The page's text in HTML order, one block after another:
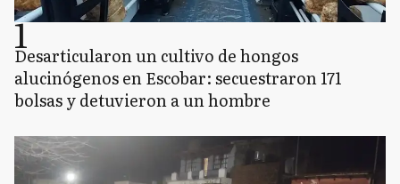
1
Desarticularon un cultivo de hongos
alucinógenos en Escobar: secuestraron 171
bolsas y detuvieron a un hombre